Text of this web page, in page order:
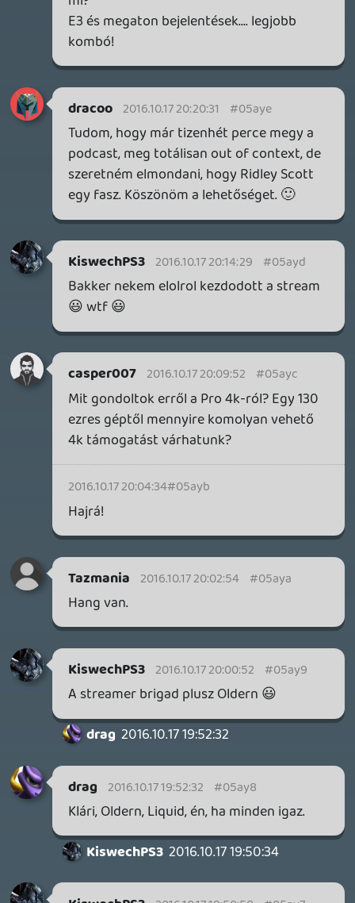
amawaron@gmail.c 2016.10.17 18:46:55
CSak a video streamhez.
ulos lesz a podcast.
Ha nem, akkor oda a 2000 Diablo 2 JSP
forum goldom amivel egy meg nem
mevezett egyent megvesztegettem, hogy
podcast kezdes elott egy oraval kapcsolja
be a mikrofont.
On the fipside, akkor este nyolcra ehhez
haza kee erni.
Lavitz 2016.10.17 18:26:41
Matyiman 2016.10.17 18:34:43
Éjfélig nem fogunk elengedni titeket!
Drazse 2016.10.17 18:30:37 #05ay0
Én már alig várom, hogy interakciózzak
veletek, fiúk! 😉 😉 😉
Lavitz 2016.10.17 18:26:41 #05axz
Gamer365+ előfizetés szükségeltetik
Szuper!